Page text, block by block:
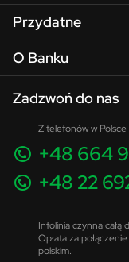
Przydatne
O Banku
Zadzwoń do nas
Z telefonów w Polsce
+48 664
+48 22
Infolinia czynna całą
Opłata za
polskim.